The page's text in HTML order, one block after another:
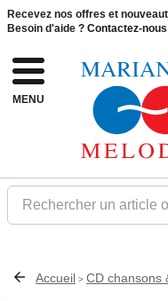
Recevez nos offres et
Besoin d'aide ? Contactez-nous
MENU
Rechercher un article
Accueil > CD chansons